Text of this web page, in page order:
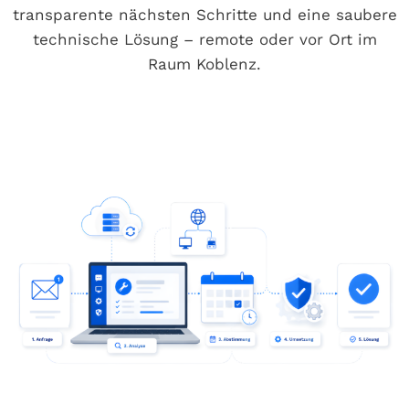
transparente nächsten Schritte und eine saubere
technische Lösung – remote oder vor Ort im
Raum Koblenz.